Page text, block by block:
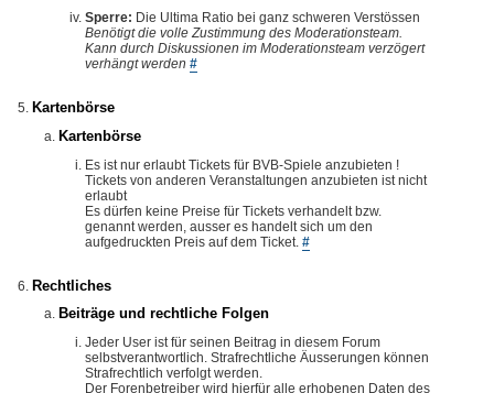
Sperre: Die Ultima Ratio bei ganz schweren Verstössen
Benötigt die volle Zustimmung des Moderationsteam.
Kann durch Diskussionen im Moderationsteam verzögert
verhängt werden #
Kartenbörse
Kartenbörse
Es ist nur erlaubt Tickets für BVB-Spiele anzubieten !
Tickets von anderen Veranstaltungen anzubieten ist nicht
erlaubt
Es dürfen keine Preise für Tickets verhandelt bzw.
genannt werden, ausser es handelt sich um den
aufgedruckten Preis auf dem Ticket. #
Rechtliches
Beiträge und rechtliche Folgen
Jeder User ist für seinen Beitrag in diesem Forum
selbstverantwortlich. Strafrechtliche Äusserungen können
Strafrechtlich verfolgt werden.
Der Forenbetreiber wird hierfür alle erhobenen Daten des